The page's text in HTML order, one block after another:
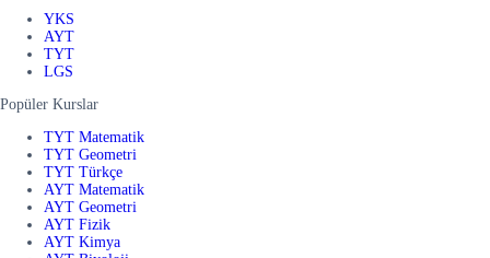
YKS
AYT
TYT
LGS
Popüler Kurslar
TYT Matematik
TYT Geometri
TYT Türkçe
AYT Matematik
AYT Geometri
AYT Fizik
AYT Kimya